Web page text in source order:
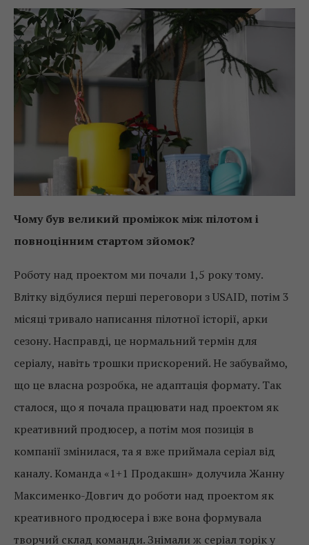
Чому був великий проміжок між пілотом і
повноцінним стартом зйомок?
Роботу над проектом ми почали 1,5 року тому.
Влітку відбулися перші переговори з USAID, потім 3
місяці тривало написання пілотної історії, арки
сезону. Насправді, це нормальний термін для
серіалу, навіть трошки прискорений. Не забуваймо,
що це власна розробка, не адаптація формату. Так
сталося, що я почала працювати над проектом як
креативний продюсер, а потім моя позиція в
компанії змінилася, та я вже приймала серіал від
каналу. Команда «1+1 Продакшн» долучила Жанну
Максименко-Довгич до роботи над проектом як
креативного продюсера і вже вона формувала
творчий склад команди. Знімали ж серіал торік у